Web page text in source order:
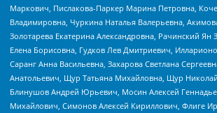
Маркович, Пислакова-Паркер Марина Петровна,
Владимировна, Чуркина Наталья Валерьевна,
Золотарева Екатерина Александровна, Рачинский Ян
Елена Борисовна, Гудков Лев Дмитриевич,
Саранг Анна Васильевна, Захарова Светлана
Анатольевич, Щур Татьяна Михайловна, Щур Николай
Блинушов Андрей Юрьевич, Мосин Алексей
Михайлович, Симонов Алексей Кириллович, Флиге